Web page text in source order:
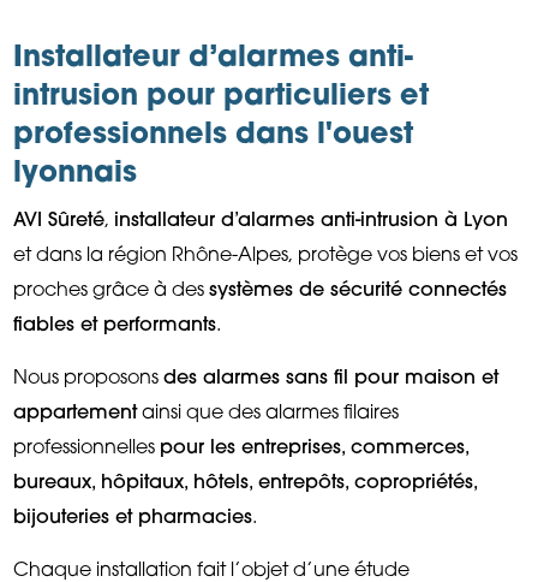
Installateur d’alarmes anti-
intrusion pour particuliers et
professionnels dans l'ouest
lyonnais
AVI Sûreté, installateur d’alarmes anti-intrusion à Lyon
et dans la région Rhône-Alpes, protège vos biens et vos
proches grâce à dessystèmes de sécurité connectés
fiables et performants.
Nous proposonsdes alarmes sans fil pour maison et
appartementainsi que des alarmes filaires
professionnelles pour les entreprises, commerces,
bureaux, hôpitaux, hôtels, entrepôts, copropriétés,
bijouteries et pharmacies.
Chaque installation fait l’objet d’une étude